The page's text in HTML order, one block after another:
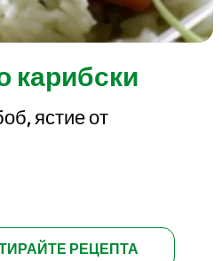
карибски
ястие от
РЕЦЕПТА